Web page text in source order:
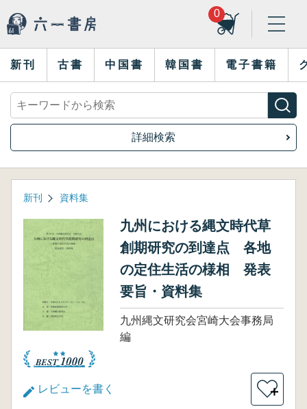
0
新刊 古書 中国書 韓国書 電子書籍
詳細検索
新刊 資料集
九州における縄文時代草
創期研究の到達点 各地
の定住生活の様相 発表
要旨・資料集
九州縄文研究会宮崎大会事務局
編
レビューを書く ＋